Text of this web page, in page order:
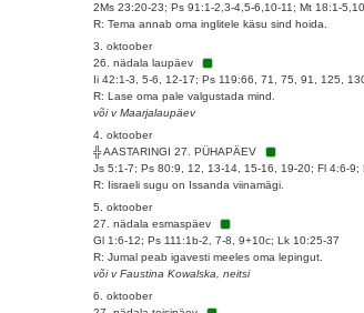
2Ms 23:20-23; Ps 91:1-2,3-4,5-6,10-11; Mt 18:1-5,10
R: Tema annab oma inglitele käsu sind hoida.
3. oktoober
26. nädala laupäev
Ii 42:1-3, 5-6, 12-17; Ps 119:66, 71, 75, 91, 125,
R: Lase oma pale valgustada mind.
või v Maarjalaupäev
4. oktoober
╬ AASTARINGI 27. PÜHAPÄEV
Js 5:1-7; Ps 80:9, 12, 13-14, 15-16, 19-20; Fl 4:6-9;
R: Iisraeli sugu on Issanda viinamägi.
5. oktoober
27. nädala esmaspäev
Gl 1:6-12; Ps 111:1b-2, 7-8, 9+10c; Lk 10:25-37
R: Jumal peab igavesti meeles oma lepingut.
või v Faustina Kowalska, neitsi
6. oktoober